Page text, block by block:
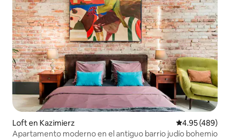
Loft en Kazimierz Calificación
4.95 (489)
Apartamento moderno en el antiguo barrio judío bohemio